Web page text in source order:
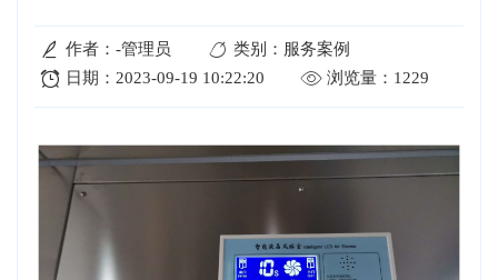
作者：-管理员
类别：服务案例
日期：2023-09-19 10:22:20
浏览量：1229